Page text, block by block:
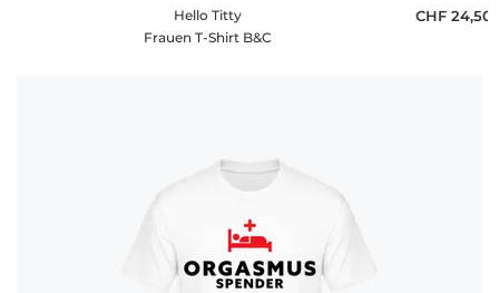
Hello Titty
Frauen T-Shirt B&C
CHF 24,50